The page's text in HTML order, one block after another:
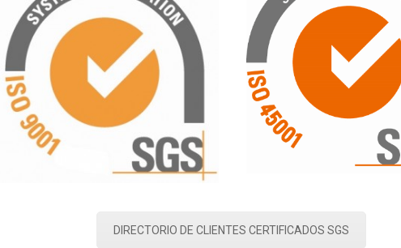
DIRECTORIO DE CLIENTES CERTIFICADOS SGS